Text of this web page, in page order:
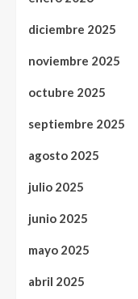
diciembre 2025
noviembre 2025
octubre 2025
septiembre 2025
agosto 2025
julio 2025
junio 2025
mayo 2025
abril 2025